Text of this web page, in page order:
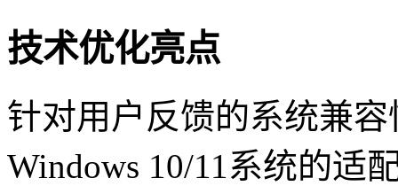
技术优化亮点
针对用户反馈的系统兼
Windows 10/11系统的适